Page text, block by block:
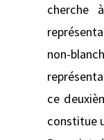
cherche
non-
ce
constitue